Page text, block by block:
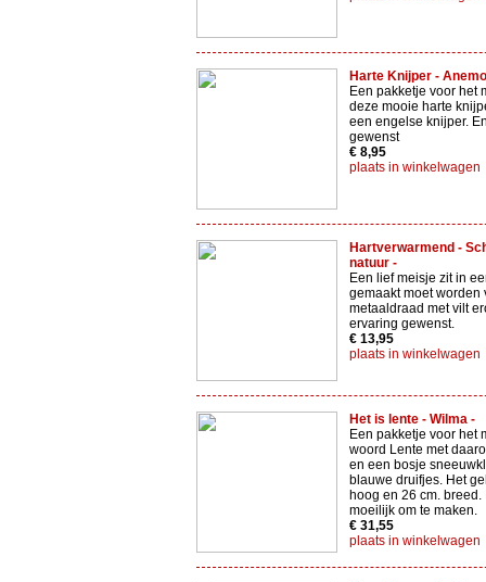
Harte Knijper -
Een pakketje voor het
deze mooie harte
een engelse knijper.
gewenst
€ 8,95
plaats in winkelwagen
Hartverwarmend -
natuur -
Een lief meisje zit in
gemaakt moet worden
metaaldraad met vilt
ervaring gewenst.
€ 13,95
plaats in winkelwagen
Het is lente - Wilma -
Een pakketje voor het
woord Lente met
en een bosje
blauwe druifjes. Het
hoog en 26 cm. breed.
moeilijk om te maken.
€ 31,55
plaats in winkelwagen